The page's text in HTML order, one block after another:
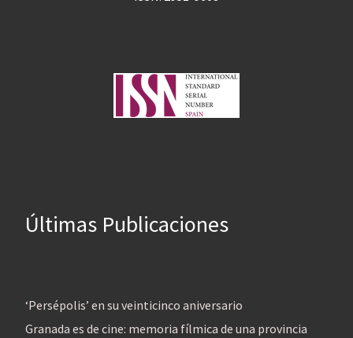
Últimas Publicaciones
‘Persépolis’ en su veinticinco aniversario
Granada es de cine: memoria fílmica de una provincia